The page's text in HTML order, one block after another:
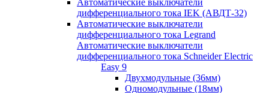
Автоматические выключатели
дифференциального тока IEK (АВДТ-32)
Автоматические выключатели
дифференциального тока Legrand
Автоматические выключатели
дифференциального тока Schneider Electric
Easy 9
Двухмодульные (36мм)
Одномодульные (18мм)